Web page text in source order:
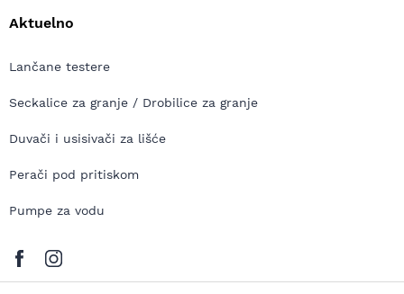
Aktuelno
Lančane testere
Seckalice za granje / Drobilice za granje
Duvači i usisivači za lišće
Perači pod pritiskom
Pumpe za vodu